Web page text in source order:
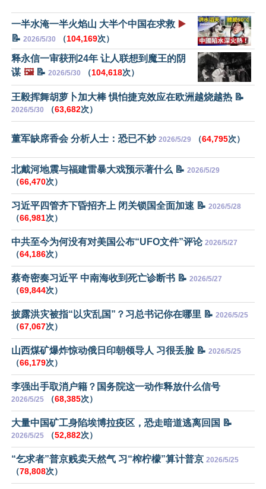
一半水淹一半火焰山 大半个中国在求救 ▶️
📝 2026/5/30 （104,169次）
释永信一审获刑24年 让人联想到魔王的阴
谋 🖼️📝 2026/5/30 （104,618次）
王毅挥舞胡萝卜加大棒 惧怕捷克效应在欧洲越烧越热 📝
2026/5/30 （63,682次）
董军缺席香会 分析人士：恐已不妙 2026/5/29 （64,795次）
北戴河地震与福建雷暴大戏预示著什么 📝 2026/5/29
（66,470次）
习近平四管齐下昏招齐上 闭关锁国全面加速 📝 2026/5/28
（66,981次）
中共至今为何没有对美国公布“UFO文件”评论 2026/5/27
（64,186次）
蔡奇密奏习近平 中南海收到死亡诊断书 📝 2026/5/27
（69,844次）
披露洪灾被指“以灾乱国”？习总书记你在哪里 📝 2026/5/25
（67,067次）
山西煤矿爆炸惊动俄日印朝领导人 习很丢脸 📝 2026/5/25
（66,179次）
李强出手取消户籍？国务院这一动作释放什么信号
2026/5/25 （68,385次）
大量中国矿工身陷埃博拉疫区，恐走暗道逃离回国 📝
2026/5/25 （52,882次）
“乞求者”普京贱卖天然气 习“榨柠檬”算计普京 2026/5/25
（78,808次）